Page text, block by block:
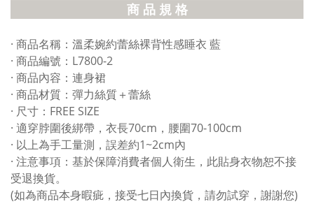
商 品 規 格
· 商品名稱：溫柔婉約蕾絲裸背性感睡衣 藍
· 商品編號：L7800-2
· 商品內容：連身裙
· 商品材質：彈力絲質＋蕾絲
· 尺寸：FREE SIZE
· 適穿脖圍後綁帶，衣長70cm，腰圍70-100cm
· 以上為手工量測，誤差約1~2cm內
· 注意事項：基於保障消費者個人衛生，此貼身衣物恕不接
受退換貨。
(如為商品本身暇疵，接受七日內換貨，請勿試穿，謝謝您)